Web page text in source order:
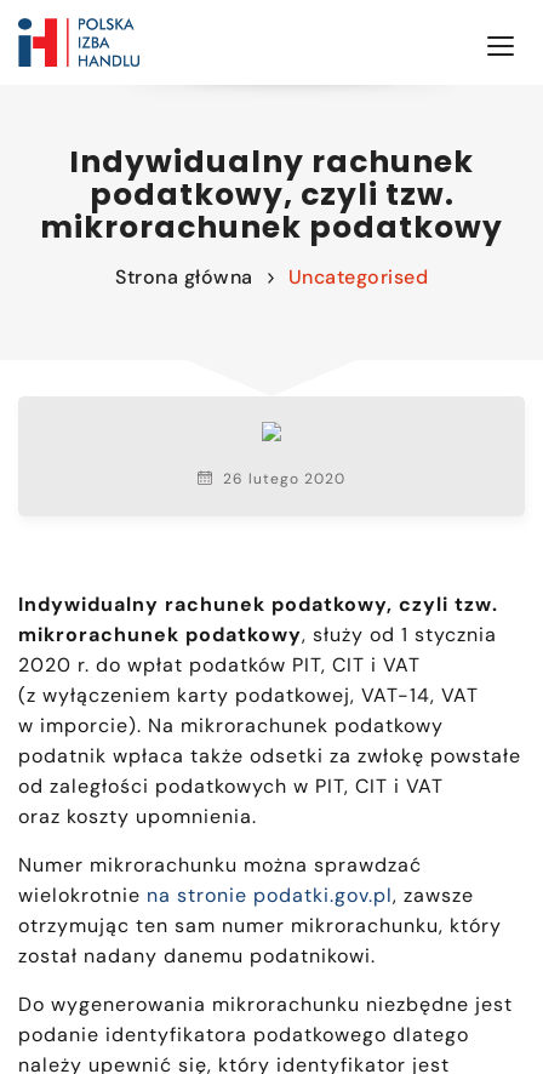
Indywidualny rachunek
podatkowy, czyli tzw.
mikrorachunek podatkowy
Strona główna Uncategorised
26 lutego 2020
Indywidualny rachunek podatkowy, czyli tzw.
mikrorachunek podatkowy, służy od 1 stycznia
2020 r. do wpłat podatków PIT, CIT i VAT
(z wyłączeniem karty podatkowej, VAT-14, VAT
w imporcie). Na mikrorachunek podatkowy
podatnik wpłaca także odsetki za zwłokę powstałe
od zaległości podatkowych w PIT, CIT i VAT
oraz koszty upomnienia.
Numer mikrorachunku można sprawdzać
wielokrotnie na stronie podatki.gov.pl, zawsze
otrzymując ten sam numer mikrorachunku, który
został nadany danemu podatnikowi.
Do wygenerowania mikrorachunku niezbędne jest
podanie identyfikatora podatkowego dlatego
należy upewnić się, który identyfikator jest